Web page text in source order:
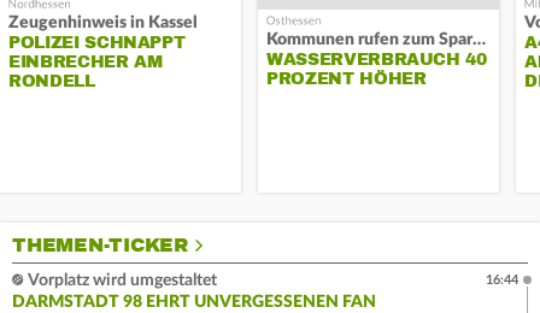
Zeugenhinweis in Kassel
POLIZEI SCHNAPPT
EINBRECHER AM
RONDELL
Kommunen rufen zum Sparen auf
WASSERVERBRAUCH 40
PROZENT HÖHER
THEMEN-TICKER
Vorplatz wird umgestaltet
DARMSTADT 98 EHRT UNVERGESSENEN FAN
16:44